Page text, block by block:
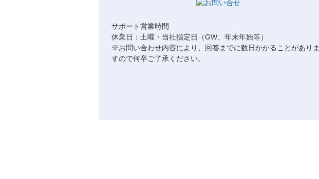
サポート営業時間
休業日：土曜・当社指定日（GW、年末年始等）
※お問い合わせ内容により、回答までに数日かかることがありま
すので何卒ご了承ください。